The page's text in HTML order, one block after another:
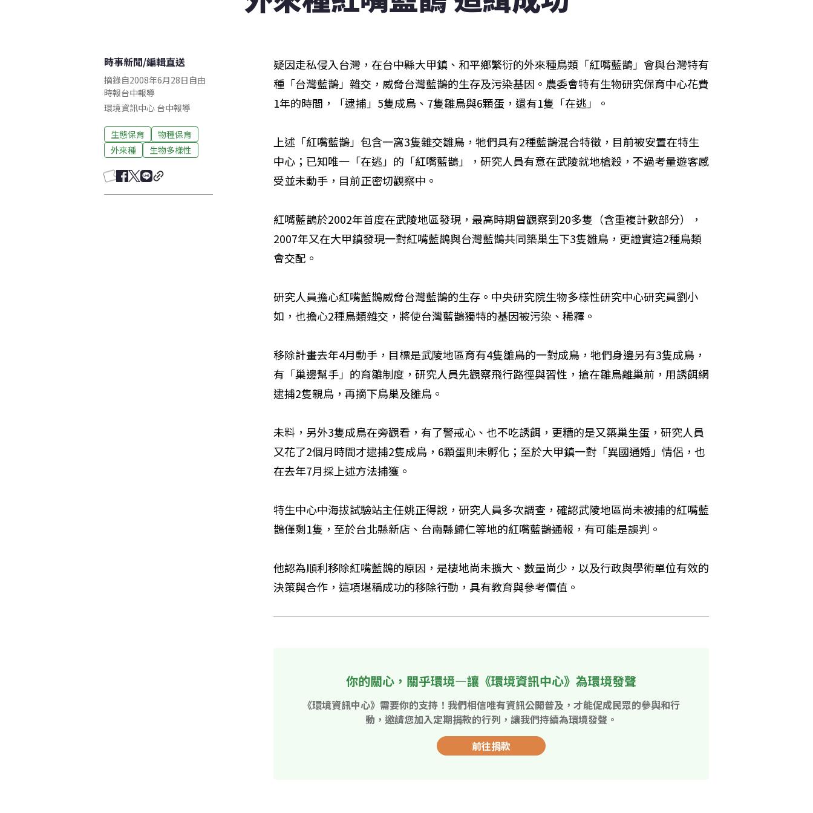
時事新聞/編輯直送
摘錄自2008年6月28日自由
時報台中報導
環境資訊中心 台中報導
生態保育
物種保育
外來種
生物多樣性
疑因走私侵入台灣，在台中縣大甲鎮、和平鄉繁衍的外來種鳥類「紅嘴藍鵲」會與台灣特有
種「台灣藍鵲」雜交，威脅台灣藍鵲的生存及污染基因。農委會特有生物研究保育中心花費
1年的時間，「逮捕」5隻成鳥、7隻雛鳥與6顆蛋，還有1隻「在逃」。
上述「紅嘴藍鵲」包含一窩3隻雜交雛鳥，牠們具有2種藍鵲混合特徵，目前被安置在特生
中心；已知唯一「在逃」的「紅嘴藍鵲」，研究人員有意在武陵就地槍殺，不過考量遊客感
受並未動手，目前正密切觀察中。
紅嘴藍鵲於2002年首度在武陵地區發現，最高時期曾觀察到20多隻（含重複計數部分），
2007年又在大甲鎮發現一對紅嘴藍鵲與台灣藍鵲共同築巢生下3隻雛鳥，更證實這2種鳥類
會交配。
研究人員擔心紅嘴藍鵲威脅台灣藍鵲的生存。中央研究院生物多樣性研究中心研究員劉小
如，也擔心2種鳥類雜交，將使台灣藍鵲獨特的基因被污染、稀釋。
移除計畫去年4月動手，目標是武陵地區育有4隻雛鳥的一對成鳥，牠們身邊另有3隻成鳥，
有「巢邊幫手」的育雛制度，研究人員先觀察飛行路徑與習性，搶在雛鳥離巢前，用誘餌網
逮捕2隻親鳥，再摘下鳥巢及雛鳥。
未料，另外3隻成鳥在旁觀看，有了警戒心、也不吃誘餌，更糟的是又築巢生蛋，研究人員
又花了2個月時間才逮捕2隻成鳥，6顆蛋則未孵化；至於大甲鎮一對「異國通婚」情侶，也
在去年7月採上述方法捕獲。
特生中心中海拔試驗站主任姚正得說，研究人員多次調查，確認武陵地區尚未被捕的紅嘴藍
鵲僅剩1隻，至於台北縣新店、台南縣歸仁等地的紅嘴藍鵲通報，有可能是誤判。
他認為順利移除紅嘴藍鵲的原因，是棲地尚未擴大、數量尚少，以及行政與學術單位有效的
決策與合作，這項堪稱成功的移除行動，具有教育與參考價值。
你的關心，關乎環境—讓《環境資訊中心》為環境發聲
《環境資訊中心》需要你的支持！我們相信唯有資訊公開普及，才能促成民眾的參與和行
動，邀請您加入定期捐款的行列，讓我們持續為環境發聲。
前往捐款